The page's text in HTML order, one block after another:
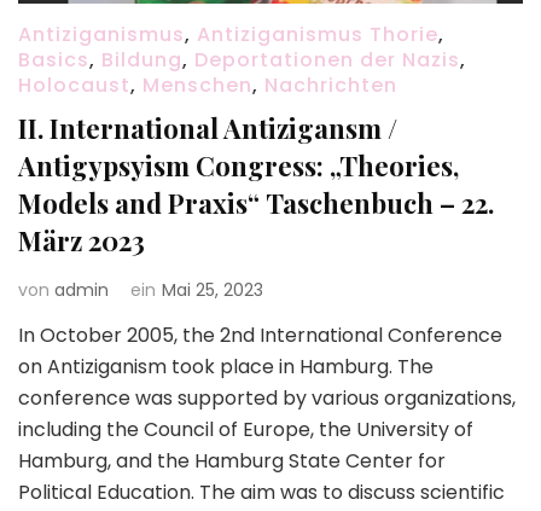
Antiziganismus, Antiziganismus Thorie,
Basics, Bildung, Deportationen der Nazis,
Holocaust, Menschen, Nachrichten
II. International Antizigansm /
Antigypsyism Congress: „Theories,
Models and Praxis“ Taschenbuch – 22.
März 2023
von admin ein Mai 25, 2023
In October 2005, the 2nd International Conference
on Antiziganism took place in Hamburg. The
conference was supported by various organizations,
including the Council of Europe, the University of
Hamburg, and the Hamburg State Center for
Political Education. The aim was to discuss scientific